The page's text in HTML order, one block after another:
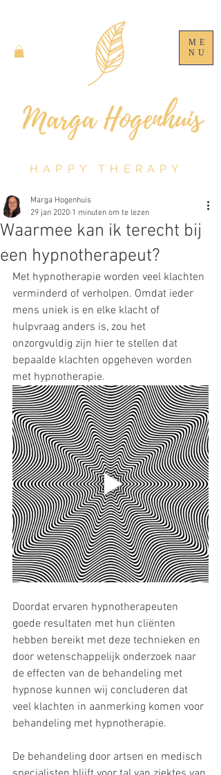
ME
NU
HAPPY THERAPY
Waarmee kan ik terecht bij
een hypnotherapeut?
Marga Hogenhuis
29 jan 2020 1 minuten om te lezen
Met hypnotherapie worden veel klachten
verminderd of verholpen. Omdat ieder
mens uniek is en elke klacht of
hulpvraag anders is, zou het
onzorgvuldig zijn hier te stellen dat
bepaalde klachten opgeheven worden
met hypnotherapie.
Doordat ervaren hypnotherapeuten
goede resultaten met hun cliënten
hebben bereikt met deze technieken en
door wetenschappelijk onderzoek naar
de effecten van de behandeling met
hypnose kunnen wij concluderen dat
veel klachten in aanmerking komen voor
behandeling met hypnotherapie.
De behandeling door artsen en medisch